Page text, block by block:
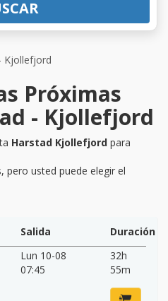
Kjollefjord
Próximas
- Kjollefjord
Harstad Kjollefjord para
pero usted puede elegir el
Salida
Duración
Lun 10-08
07:45
32h
55m